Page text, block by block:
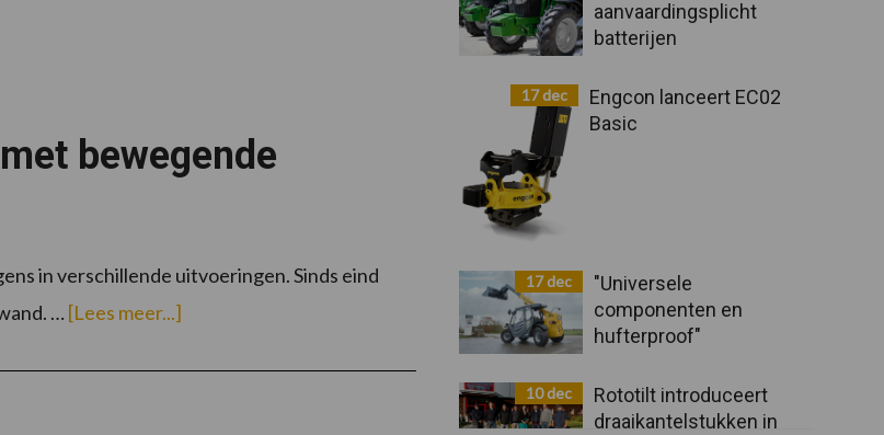
bewegende
in verschillende uitvoeringen. Sinds eind
… [Lees meer...]overNieuwe
Bandit
aanvaardingsplicht
batterijen
17 dec
Engcon lanceert EC02
Basic
17 dec
"Universele
componenten en
hufterproof"
10 dec
Rototilt introduceert
draaikantelstukken in